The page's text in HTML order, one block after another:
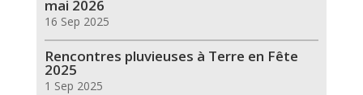
mai 2026
16 Sep 2025
Rencontres pluvieuses à Terre en Fête
2025
1 Sep 2025